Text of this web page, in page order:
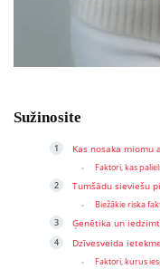
Sužinosite
Kas nosaka miomu
Faktori, kas
Tumšādu sieviešu
Biežākie riska
Ģenētika un
Dzīvesveida
Faktori, kurus